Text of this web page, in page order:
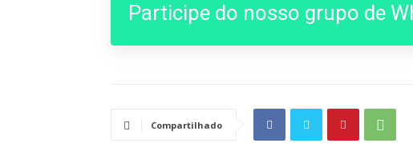
Participe do nosso grupo de
Compartilhado